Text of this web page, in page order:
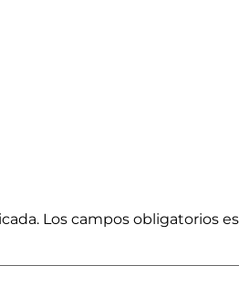
Los campos obligatorios